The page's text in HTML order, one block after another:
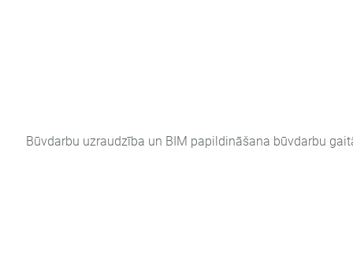
Būvdarbu uzraudzība un BIM papildināšana būvdarbu